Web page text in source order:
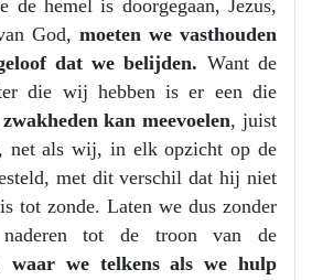
de hemel is doorgegaan, Jezus,
God, moeten we vasthouden
dat we belijden. Want de
die wij hebben is er een die
kan meevoelen, juist
net als wij, in elk opzicht op de
met dit verschil dat hij niet
tot zonde. Laten we dus zonder
naderen tot de troon van de
waar we telkens als we hulp